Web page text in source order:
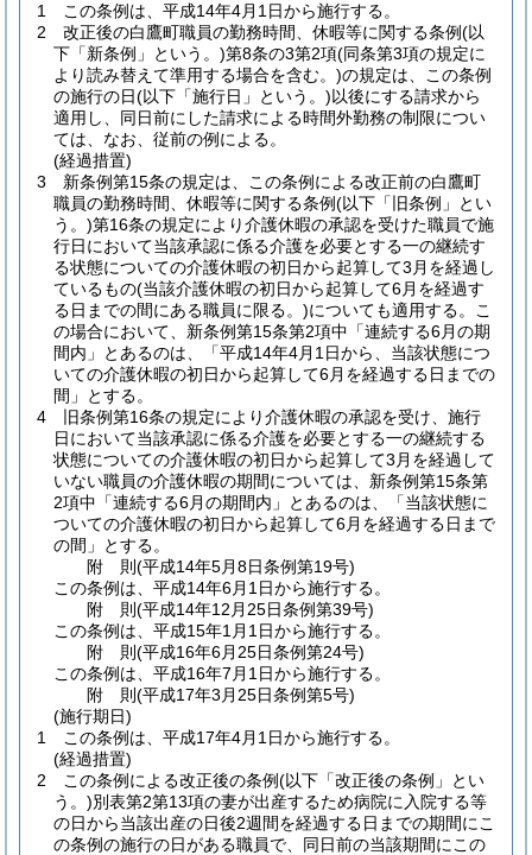
1
この条例は、平成14年4月1日から施行する。
2
改正後の白鷹町職員の勤務時間、休暇等に関する条例(以
下「新条例」という。)第8条の3第2項(同条第3項の規定に
より読み替えて準用する場合を含む。)の規定は、この条例
の施行の日(以下「施行日」という。)以後にする請求から
適用し、同日前にした請求による時間外勤務の制限につい
ては、なお、従前の例による。
(経過措置)
3
新条例第15条の規定は、この条例による改正前の白鷹町
職員の勤務時間、休暇等に関する条例(以下「旧条例」とい
う。)第16条の規定により介護休暇の承認を受けた職員で施
行日において当該承認に係る介護を必要とする一の継続す
る状態についての介護休暇の初日から起算して3月を経過し
ているもの(当該介護休暇の初日から起算して6月を経過す
る日までの間にある職員に限る。)についても適用する。
こ
の場合において、新条例第15条第2項中「連続する6月の期
間内」とあるのは、「平成14年4月1日から、当該状態につ
いての介護休暇の初日から起算して6月を経過する日までの
間」とする。
4
旧条例第16条の規定により介護休暇の承認を受け、施行
日において当該承認に係る介護を必要とする一の継続する
状態についての介護休暇の初日から起算して3月を経過して
いない職員の介護休暇の期間については、新条例第15条第
2項中「連続する6月の期間内」とあるのは、「当該状態に
ついての介護休暇の初日から起算して6月を経過する日まで
の間」とする。
附 則(平成14年5月8日条例第19号)
この条例は、平成14年6月1日から施行する。
附 則(平成14年12月25日条例第39号)
この条例は、平成15年1月1日から施行する。
附 則(平成16年6月25日条例第24号)
この条例は、平成16年7月1日から施行する。
附 則(平成17年3月25日条例第5号)
(施行期日)
1
この条例は、平成17年4月1日から施行する。
(経過措置)
2
この条例による改正後の条例(以下「改正後の条例」とい
う。)別表第2第13項の妻が出産するため病院に入院する等
の日から当該出産の日後2週間を経過する日までの期間にこ
の条例の施行の日がある職員で、同日前の当該期間にこの